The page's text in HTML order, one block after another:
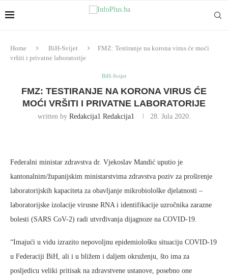
Home BiH-Svijet
FMZ: Testiranje na korona virus će moći
vršiti i privatne laboratorije
BiH-Svijet
FMZ: TESTIRANJE NA KORONA VIRUS ĆE
MOĆI VRŠITI I PRIVATNE LABORATORIJE
written by Redakcija1 Redakcija1 28. Jula 2020.
Federalni ministar zdravstva dr. Vjekoslav Mandić uputio je
kantonalnim/županijskim ministarstvima zdravstva poziv za proširenje
laboratorijskih kapaciteta za obavljanje mikrobiološke djelatnosti –
laboratorijske izolacije virusne RNA i identifikacije uzročnika zarazne
bolesti (SARS CoV-2) radi utvrđivanja dijagnoze na COVID-19.
“Imajući u vidu izrazito nepovoljnu epidemiološku situaciju COVID-19
u Federaciji BiH, ali i u bližem i daljem okruženju, što ima za
posljedicu veliki pritisak na zdravstvene ustanove, posebno one